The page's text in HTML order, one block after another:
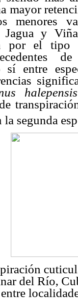
mayor
menores
Jagua y
por el tipo
sí entre
halepensis
la segunda
del Río,